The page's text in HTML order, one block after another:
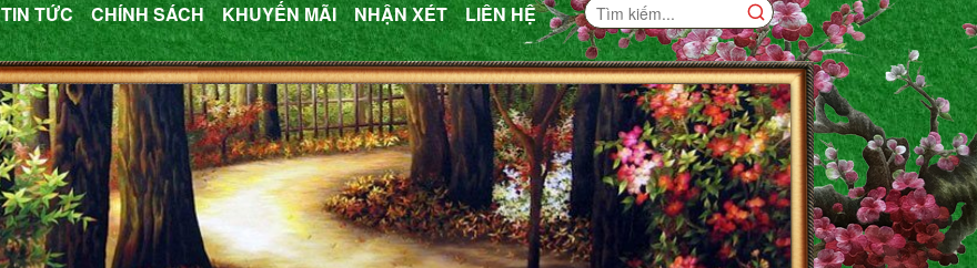
TIN TỨC CHÍNH SÁCH KHUYẾN MÃI NHẬN XÉT LIÊN HỆ